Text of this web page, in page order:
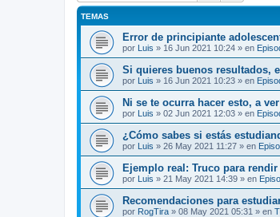
TEMAS
Error de principiante
por Luis » 16 Jun 2021 10:24 » en
Si quieres buenos resultados,
por Luis » 16 Jun 2021 10:23 » en
Ni se te ocurra hacer esto, a
por Luis » 02 Jun 2021 12:03 » en
¿Cómo sabes si estás
por Luis » 26 May 2021 11:27 » en
Ejemplo real: Truco para
por Luis » 21 May 2021 14:39 » en
Recomendaciones para
por RogTira » 08 May 2021 05:31 » en